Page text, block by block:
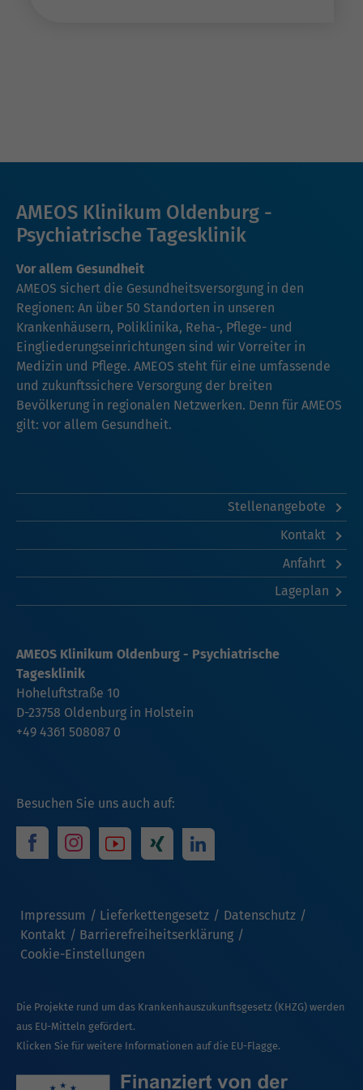
AMEOS Klinikum Oldenburg -
Psychiatrische Tagesklinik
Vor allem Gesundheit
AMEOS sichert die Gesundheitsversorgung in den
Regionen: An über 50 Standorten in unseren
Krankenhäusern, Poliklinika, Reha-, Pflege- und
Eingliederungseinrichtungen sind wir Vorreiter in
Medizin und Pflege. AMEOS steht für eine umfassende
und zukunftssichere Versorgung der breiten
Bevölkerung in regionalen Netzwerken. Denn für AMEOS
gilt: vor allem Gesundheit.
Stellenangebote
Kontakt
Anfahrt
Lageplan
Besuchen Sie uns auch auf:
Impressum Lieferkettengesetz
Datenschutz
Kontakt
Barrierefreiheitserklärung
Cookie-Einstellungen
AMEOS Klinikum Oldenburg - Psychiatrische
Tagesklinik
Hoheluftstraße 10
D-23758 Oldenburg in Holstein
+49 4361 508087 0
Die Projekte rund um das Krankenhauszukunftsgesetz (KHZG) werden
aus EU-Mitteln gefördert.
Klicken Sie für weitere Informationen auf die EU-Flagge.